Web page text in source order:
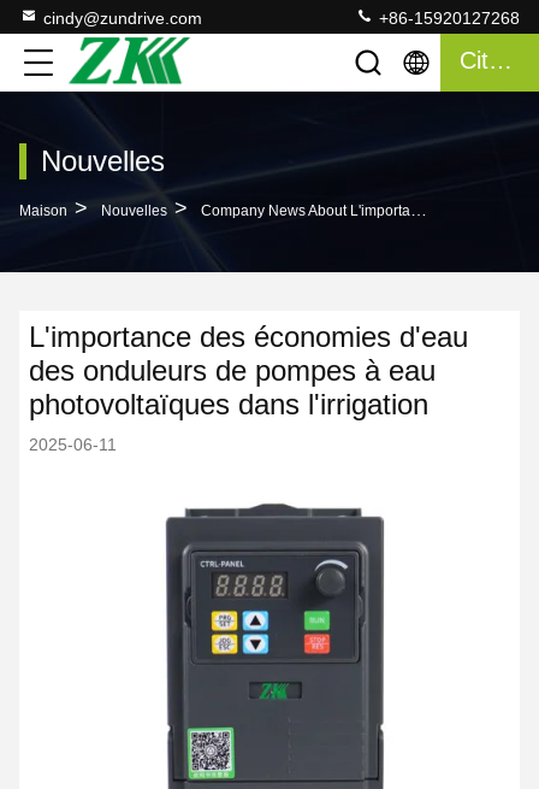
cindy@zundrive.com +86-15920127268
Citation
Nouvelles
Maison > Nouvelles > Company News About L'importance Des Économies D'eau Des Onduleurs De Pompes À Eau Photovoltaïques Dans L'irrigation
L'importance des économies d'eau
des onduleurs de pompes à eau
photovoltaïques dans l'irrigation
2025-06-11